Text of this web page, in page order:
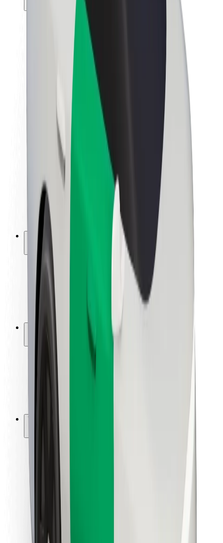
Θέσεις εργασίας
Σχετικά με τη Bolt
Βιωσιμότητα στη Bolt
Project Zero
Κέντρο Τύπου
Κατευθυντήριες γραμμές Brand
Αποστολή
Σχέσεις με Επενδυτές
Ηγεσία
Μάρκα
Μέσα ενημέρωσης
Urban Fund
Ασφάλεια
Ασφάλεια επιβάτη
Ασφάλεια οδηγών
Ασφάλεια σκούτερ
Εργαστήριο ασφάλειας
Τοποθεσίες
Λύσεις για την πόλη
Αεροδρόμια
Bolt Αποβάθρες Φόρτισης
Υποστήριξη
Για επιβάτες
Για τους οδηγούς
Bolt Food
Για ιδιοκτήτες στόλου οχημάτων